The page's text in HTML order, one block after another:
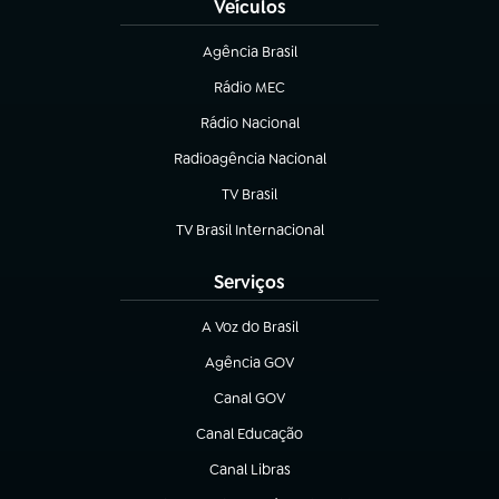
Veículos
Agência Brasil
(abre em nova aba)
Rádio MEC
Rádio Nacional
(abre em nova aba)
Radioagência Nacional
(abre em nova aba)
TV Brasil
(abre em nova aba)
TV Brasil Internacional
(abre em nova aba)
Serviços
A Voz do Brasil
(abre em nova aba)
Agência GOV
(abre em nova aba)
Canal GOV
(abre em nova aba)
Canal Educação
(abre em nova aba)
Canal Libras
(abre em nova aba)